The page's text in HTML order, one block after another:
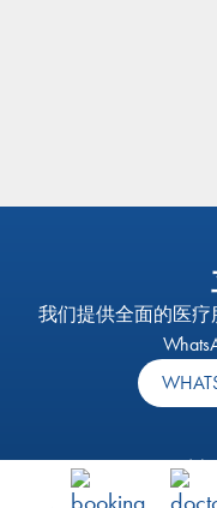
我们提供全面的医
前